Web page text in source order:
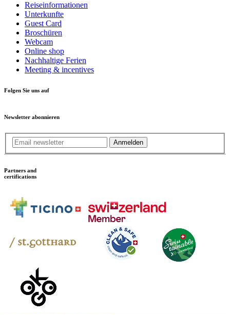
Reiseinformationen
Unterkunfte
Guest Card
Broschüren
Webcam
Online shop
Nachhaltige Ferien
Meeting & incentives
Folgen Sie uns auf
Newsletter abonnieren
Anmelden
Partners and
certifications